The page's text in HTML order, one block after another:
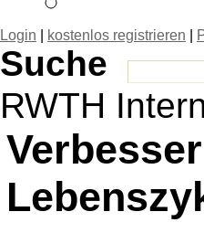
Login kostenlos registrieren
Suche
RWTH